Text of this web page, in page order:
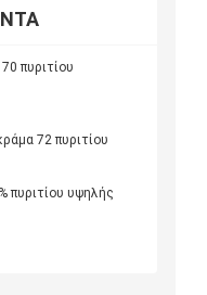
πυριτίου
72 πυριτίου
πυριτίου υψηλής